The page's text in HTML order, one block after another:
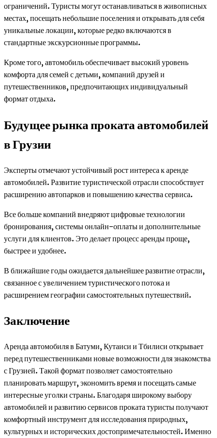
ограничений. Туристы могут останавливаться в живописных
местах, посещать небольшие поселения и открывать для себя
уникальные локации, которые редко включаются в
стандартные экскурсионные программы.
Кроме того, автомобиль обеспечивает высокий уровень
комфорта для семей с детьми, компаний друзей и
путешественников, предпочитающих индивидуальный
формат отдыха.
Будущее рынка проката автомобилей
в Грузии
Эксперты отмечают устойчивый рост интереса к аренде
автомобилей. Развитие туристической отрасли способствует
расширению автопарков и повышению качества сервиса.
Все больше компаний внедряют цифровые технологии
бронирования, системы онлайн-оплаты и дополнительные
услуги для клиентов. Это делает процесс аренды проще,
быстрее и удобнее.
В ближайшие годы ожидается дальнейшее развитие отрасли,
связанное с увеличением туристического потока и
расширением географии самостоятельных путешествий.
Заключение
Аренда автомобиля в Батуми, Кутаиси и Тбилиси открывает
перед путешественниками новые возможности для знакомства
с Грузией. Такой формат позволяет самостоятельно
планировать маршрут, экономить время и посещать самые
интересные уголки страны. Благодаря широкому выбору
автомобилей и развитию сервисов проката туристы получают
комфортный инструмент для исследования природных,
культурных и исторических достопримечательностей. Именно